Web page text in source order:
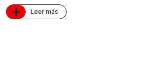
+ Leer más